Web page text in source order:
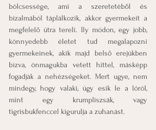
bölcsessége, ami a szeretetéből és
bizalmából táplálkozik, akkor gyermekeit a
megfelelő útra tereli. Ily módon, egy jobb,
könnyedebb életet tud megalapozni
gyermekeinek, akik majd belső erejükben
bízva, önmagukba vetett hittel, másképp
fogadják a nehézségeket. Mert ugye, nem
mindegy, hogy valaki, úgy esik le a lóról,
mint egy krumpliszsák, vagy
tigrisbukfenccel kigurulja a zuhanást.